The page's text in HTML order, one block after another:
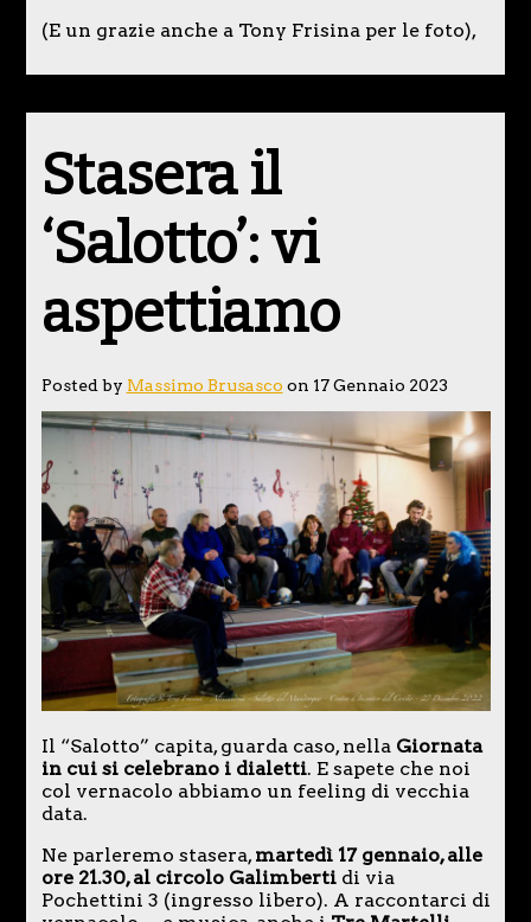
(E un grazie anche a Tony Frisina per le foto),
Stasera il
‘Salotto’: vi
aspettiamo
Posted by Massimo Brusasco on 17 Gennaio 2023
Il “Salotto” capita, guarda caso, nellaGiornata
in cui si celebrano i dialetti. E sapete che noi
col vernacolo abbiamo un feeling di vecchia
data.
Ne parleremo stasera,martedì 17 gennaio, alle
ore 21.30, al circolo Galimbertidi via
Pochettini 3 (ingresso libero). A raccontarci di